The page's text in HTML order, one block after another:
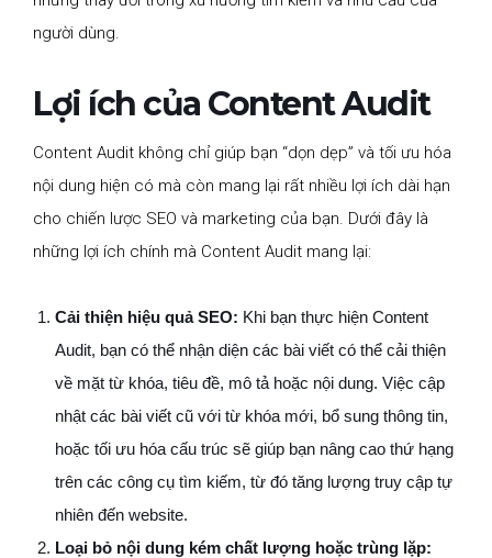
người dùng.
Lợi ích của Content Audit
Content Audit không chỉ giúp bạn “dọn dẹp” và tối ưu hóa
nội dung hiện có mà còn mang lại rất nhiều lợi ích dài hạn
cho chiến lược SEO và marketing của bạn. Dưới đây là
những lợi ích chính mà Content Audit mang lại:
Cải thiện hiệu quả SEO: Khi bạn thực hiện Content
Audit, bạn có thể nhận diện các bài viết có thể cải thiện
về mặt từ khóa, tiêu đề, mô tả hoặc nội dung. Việc cập
nhật các bài viết cũ với từ khóa mới, bổ sung thông tin,
hoặc tối ưu hóa cấu trúc sẽ giúp bạn nâng cao thứ hạng
trên các công cụ tìm kiếm, từ đó tăng lượng truy cập tự
nhiên đến website.
Loại bỏ nội dung kém chất lượng hoặc trùng lặp: